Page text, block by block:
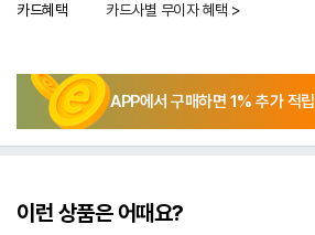
카드혜택 카드사별 무이자 혜택 >
APP에서 구매하면 1% 추가 적립
이런 상품은 어때요?